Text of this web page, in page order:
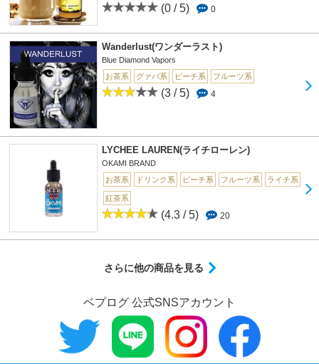
(0 / 5) 0
Wanderlust(ワンダーラスト)
Blue Diamond Vapors
お茶系
グァバ系 ピーチ系 フルーツ系
(3 / 5) 4
LYCHEE LAUREN(ライチローレン)
OKAMI BRAND
お茶系
ドリンク系 ピーチ系 フルーツ系 ライチ系
紅茶系
(4.3 / 5) 20
さらに他の商品を見る
ベプログ 公式SNSアカウント